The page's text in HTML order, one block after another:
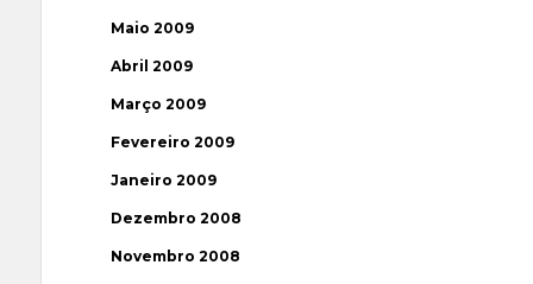
Maio 2009
Abril 2009
Março 2009
Fevereiro 2009
Janeiro 2009
Dezembro 2008
Novembro 2008